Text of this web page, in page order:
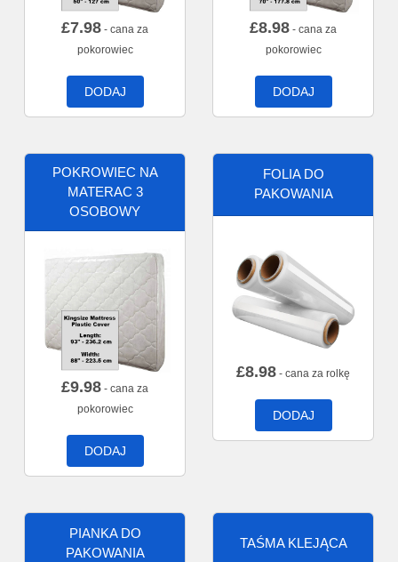
£7.98 - cana za
pokorowiec
DODAJ
£8.98 - cana za
pokorowiec
DODAJ
POKROWIEC NA
MATERAC 3
OSOBOWY
£9.98 - cana za
pokorowiec
DODAJ
FOLIA DO
PAKOWANIA
£8.98 - cana za rolkę
DODAJ
PIANKA DO
PAKOWANIA
TAŚMA KLEJĄCA